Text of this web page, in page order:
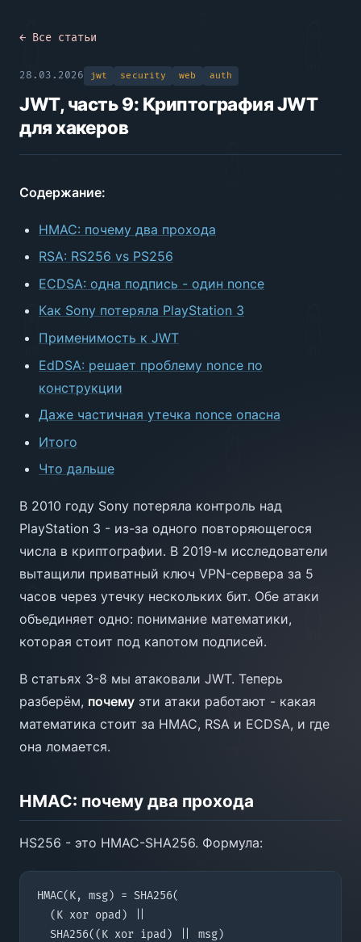
← Все статьи
28.03.2026 jwt security web auth
JWT, часть 9: Криптография JWT
для хакеров
Содержание:
HMAC: почему два прохода
RSA: RS256 vs PS256
ECDSA: одна подпись - один nonce
Как Sony потеряла PlayStation 3
Применимость к JWT
EdDSA: решает проблему nonce по
конструкции
Даже частичная утечка nonce опасна
Итого
Что дальше
В 2010 году Sony потеряла контроль над
PlayStation 3 - из-за одного повторяющегося
числа в криптографии. В 2019-м исследователи
вытащили приватный ключ VPN-сервера за 5
часов через утечку нескольких бит. Обе атаки
объединяет одно: понимание математики,
которая стоит под капотом подписей.
В статьях 3-8 мы атаковали JWT. Теперь
разберём, почему эти атаки работают - какая
математика стоит за HMAC, RSA и ECDSA, и где
она ломается.
HMAC: почему два прохода
HS256 - это HMAC-SHA256. Формула: